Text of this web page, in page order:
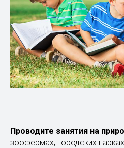
Проводите занятия на
зоофермах, городских